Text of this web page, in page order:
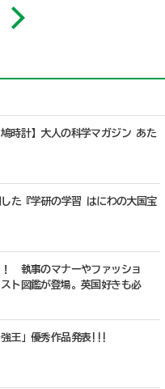
鳩時計】大人の科学マガジン あた
した『学研の学習 はにわの大国宝
！ 執事のマナーやファッショ
ト図鑑が登場。英国好きも必
強王」優秀作品発表!!!